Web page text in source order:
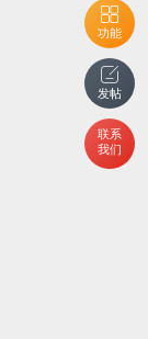
功能
发帖
联系
我们